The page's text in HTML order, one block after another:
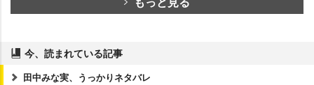
今、読まれている記事
田中みな実、うっかりネタバレ